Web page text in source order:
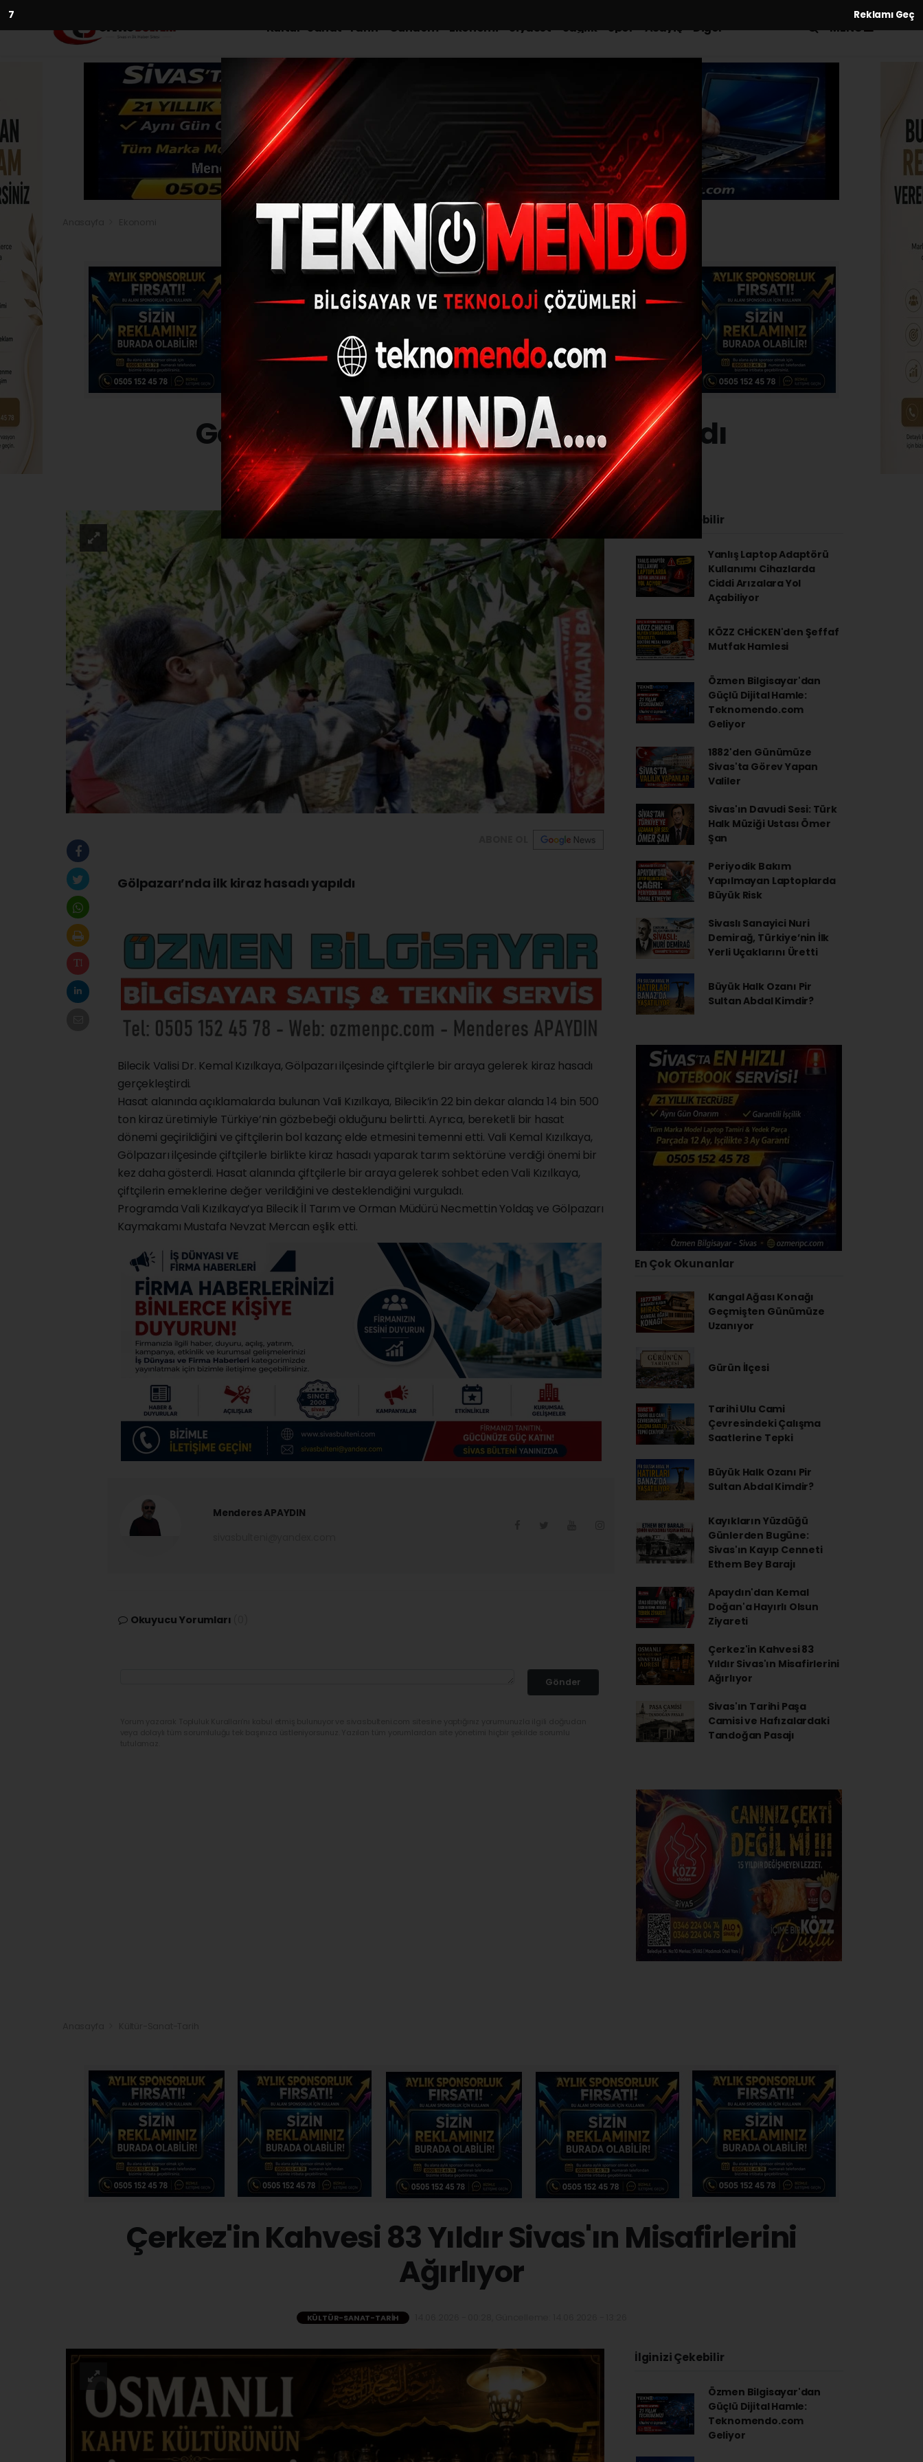
5 Reklamı Geç
Kültür-Sanat-Tarih Gündem Ekonomi Siyaset Sağlık Spor Asayiş Diğer MENÜ
Gölpazarı’nda ilk kiraz hasadı yapıldı
EKONOMI (İHA) - İhlas Haber Ajansı | 29.06.2023 - 12:04, Güncelleme: 29.06.2023 - 11:35
Gölpazarı’nda ilk kiraz hasadı yapıldı
Bilecik Valisi Dr. Kemal Kızılkaya, Gölpazarı ilçesinde çiftçilerle bir araya gelerek kiraz hasadı
gerçekleştirdi.
Hasat alanında açıklamalarda bulunan Vali Kızılkaya, Bilecik’in 22 bin dekar alanda 14 bin 500
ton kiraz üretimiyle Türkiye’nin gözbebeği olduğunu belirtti. Ayrıca, bereketli bir hasat
dönemi geçirildiğini ve çiftçilerin bol kazanç elde etmesini temenni etti. Vali Kemal Kızılkaya,
Gölpazarı ilçesinde çiftçilerle birlikte kiraz hasadı yaparak tarım sektörüne verdiği önemi bir
kez daha gösterdi. Hasat alanında çiftçilerle bir araya gelerek sohbet eden Vali Kızılkaya,
çiftçilerin emeklerine değer verildiğini ve desteklendiğini vurguladı.
Programda Vali Kızılkaya’ya Bilecik İl Tarım ve Orman Müdürü Necmettin Yoldaş ve Gölpazarı
Kaymakamı Mustafa Nevzat Mercan eşlik etti.
Menderes APAYDIN
Okuyucu Yorumları
Gönder
İlginizi Çekebilir
Yanlış Laptop Adaptörü
Kullanımı Cihazlarda
Ciddi Arızalara Yol
Açabiliyor
KÖZZ CHİCKEN'den Şeffaf
Mutfak Hamlesi
Özmen Bilgisayar'dan
Güçlü Dijital Hamle:
Teknomendo.com
Geliyor
1882'den Günümüze
Sivas'ta Görev Yapan
Valiler
Sivas'ın Davudi Sesi: Türk
Halk Müziği Ustası Ömer
Şan
Periyodik Bakım
Yapılmayan Laptoplarda
Büyük Risk
Sivaslı Sanayici Nuri
Demirağ, Türkiye’nin İlk
Yerli Uçaklarını Üretti
Büyük Halk Ozanı Pir
Sultan Abdal Kimdir?
En Çok Okunanlar
Kangal Ağası Konağı
Geçmişten Günümüze
Uzanıyor
Gürün İlçesi
Tarihi Ulu Cami
Çevresindeki Çalışma
Saatlerine Tepki
Büyük Halk Ozanı Pir
Sultan Abdal Kimdir?
Kayıkların Yüzdüğü
Günlerden Bugüne:
Sivas'ın Kayıp Cenneti
Ethem Bey Barajı
Apaydın'dan Kemal
Doğan'a Hayırlı Olsun
Ziyareti
Çerkez'in Kahvesi 83
Yıldır Sivas'ın Misafirlerini
Ağırlıyor
Sivas'ın Tarihi Paşa
Camisi ve Hafızalardaki
Tandoğan Pasajı
Çerkez'in Kahvesi 83 Yıldır Sivas'ın Misafirlerini
Ağırlıyor
KÜLTÜR-SANAT-TARIH
İlginizi Çekebilir
Özmen Bilgisayar'dan
Güçlü Dijital Hamle:
Teknomendo.com
Geliyor